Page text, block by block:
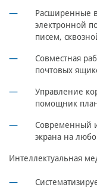
Расширенные
электронной
писем,
Совместная
почтовых
Управление
помощник
Современный
экрана на
Интеллектуальная